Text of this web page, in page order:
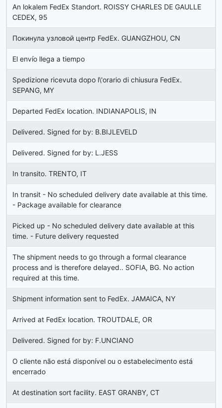
An lokalem FedEx Standort. ROISSY CHARLES DE GAULLE
CEDEX, 95
Покинула узловой центр FedEx. GUANGZHOU, CN
El envío llega a tiempo
Spedizione ricevuta dopo l\'orario di chiusura FedEx.
SEPANG, MY
Departed FedEx location. INDIANAPOLIS, IN
Delivered. Signed for by: B.BIJLEVELD
Delivered. Signed for by: L.JESS
In transito. TRENTO, IT
In transit - No scheduled delivery date available at this time.
- Package available for clearance
Picked up - No scheduled delivery date available at this
time. - Future delivery requested
The shipment needs to go through a formal clearance
process and is therefore delayed.. SOFIA, BG. No action
required at this time.
Shipment information sent to FedEx. JAMAICA, NY
Arrived at FedEx location. TROUTDALE, OR
Delivered. Signed for by: F.UNCIANO
O cliente não está disponível ou o estabelecimento está
encerrado
At destination sort facility. EAST GRANBY, CT